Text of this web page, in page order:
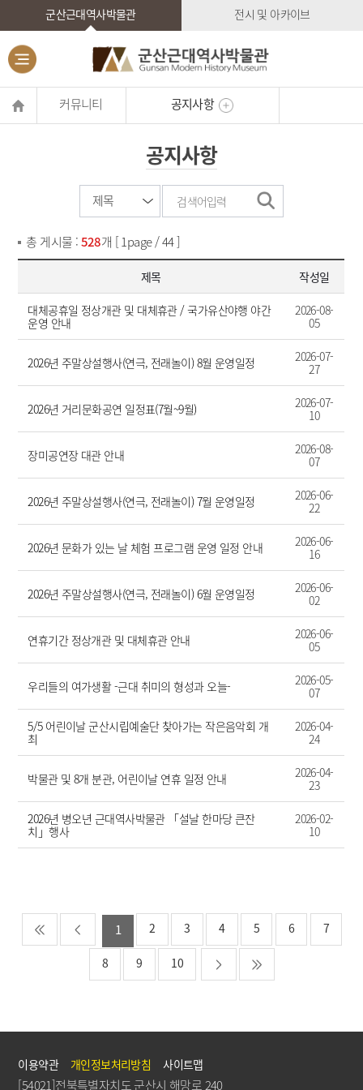
군산근대역사박물관 전시 및 아카이브
커뮤니티 공지사항
공지사항
총 게시물 :528개 [ 1page / 44 ]
제목 작성일
대체공휴일 정상개관 및 대체휴관 / 국가유산야행 야간
운영 안내
2026-08-
05
2026년 주말상설행사(연극, 전래놀이) 8월 운영일정
2026-07-
27
2026년 거리문화공연 일정표(7월~9월)
2026-07-
10
장미공연장 대관 안내
2026-08-
07
2026년 주말상설행사(연극, 전래놀이) 7월 운영일정
2026-06-
22
2026년 문화가 있는 날 체험 프로그램 운영 일정 안내
2026-06-
16
2026년 주말상설행사(연극, 전래놀이) 6월 운영일정
2026-06-
02
연휴기간 정상개관 및 대체휴관 안내
2026-06-
05
우리들의 여가생활 -근대 취미의 형성과 오늘-
2026-05-
07
5/5 어린이날 군산시립예술단 찾아가는 작은음악회 개
최
2026-04-
24
박물관 및 8개 분관, 어린이날 연휴 일정 안내
2026-04-
23
2026년 병오년 근대역사박물관 「설날 한마당 큰잔
치」행사
2026-02-
10
1 2 3 4 5 6 7
8 9 10
이용약관 개인정보처리방침 사이트맵
[54021]전북특별자치도 군산시 해망로 240